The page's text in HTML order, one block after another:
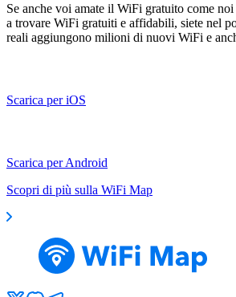
Se anche voi amate il WiFi gratuito come
a trovare WiFi gratuiti e affidabili, siete nel
reali aggiungono milioni di nuovi WiFi e
Scarica per iOS
Scarica per Android
Scopri di più sulla WiFi Map